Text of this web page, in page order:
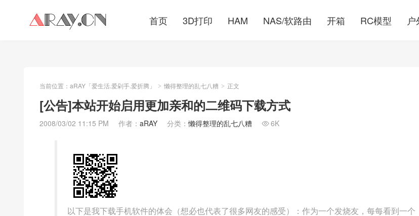
首页 3D打印 HAM NAS/软路由 开箱 RC模型
当前位置： aRAY「爱生活.爱剁手.爱折腾」 > 懒得整理的乱七八糟 > 正文
[公告]本站开始启用更加亲和的二维码下载方式
2008/03/02 11:15 PM 作者： aRAY 分类：懒得整理的乱七八糟  6K
以下是我下载手机软件的体会（想必也代表了很多网友的感受）：作为一个发烧友，每每看到一个